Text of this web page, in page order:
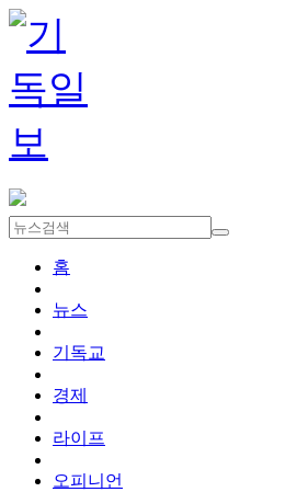
홈
뉴스
기독교
경제
라이프
오피니언